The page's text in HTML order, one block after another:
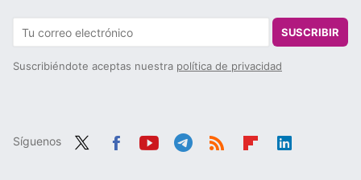
SUSCRIBIR
Suscribiéndote aceptas nuestra política de privacidad
Síguenos